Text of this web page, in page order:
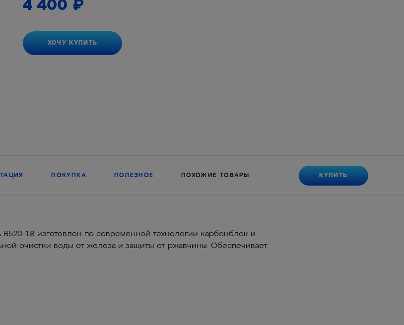
4 400 ₽
ХОЧУ КУПИТЬ
ПОКУПКА ПОЛЕЗНОЕ ПОХОЖИЕ ТОВАРЫ КУПИТЬ
18 изготовлен по современной технологии карбонблок и
очистки воды от железа и защиты от ржавчины. Обеспечивает